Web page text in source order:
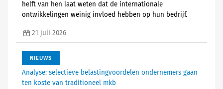
helft van hen laat weten dat de internationale
ontwikkelingen weinig invloed hebben op hun bedrijf.
21 juli 2026
NIEUWS
Analyse: selectieve belastingvoordelen ondernemers gaan
ten koste van traditioneel mkb